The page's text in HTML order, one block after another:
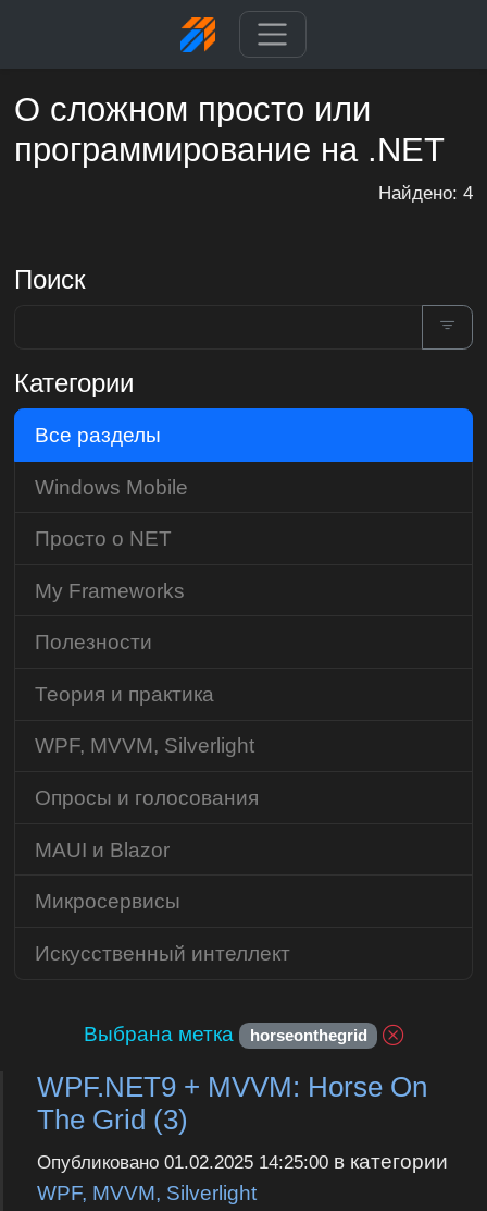
О сложном просто или
программирование на .NET
Найдено: 4
Выбрана метка horseonthegrid
WPF.NET9 + MVVM: Horse On
The Grid (3)
Опубликовано 01.02.2025 14:25:00в категории
WPF, MVVM, Silverlight
Поиск
Категории
Все разделы
Windows Mobile
Просто о NET
My Frameworks
Полезности
Теория и практика
WPF, MVVM, Silverlight
Опросы и голосования
MAUI и Blazor
Микросервисы
Искусственный интеллект